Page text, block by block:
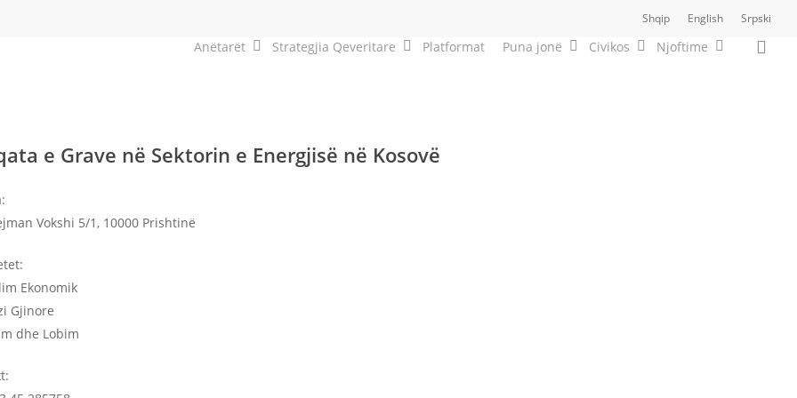
Shqip English Srpski
Anëtarët Strategjia Qeveritare Platformat Puna jonë Civikos Njoftime
e Grave në Sektorin e Energjisë në Kosovë
Vokshi 5/1, 10000 Prishtinë
Ekonomik
Gjinore
dhe Lobim